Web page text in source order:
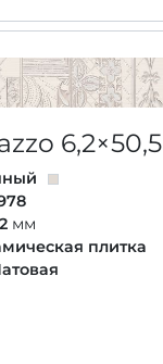
6,2×50,5
мм
плитка